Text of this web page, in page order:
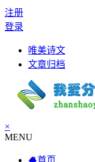
注册
登录
唯美诗文
文章归档
×
MENU
首页